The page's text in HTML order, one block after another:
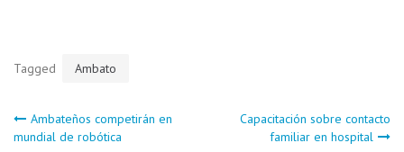
Tagged Ambato
Navegación
Ambateños competirán en
mundial de robótica
Capacitación sobre contacto
familiar en hospital